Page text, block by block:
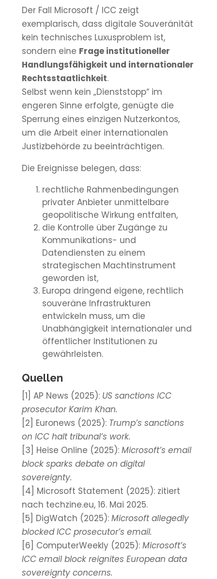
Der Fall Microsoft / ICC zeigt
exemplarisch, dass digitale Souveränität
kein technisches Luxusproblem ist,
sondern eine Frage institutioneller
Handlungsfähigkeit und internationaler
Rechtsstaatlichkeit.
Selbst wenn kein „Dienststopp“ im
engeren Sinne erfolgte, genügte die
Sperrung eines einzigen Nutzerkontos,
um die Arbeit einer internationalen
Justizbehörde zu beeinträchtigen.
Die Ereignisse belegen, dass:
rechtliche Rahmenbedingungen
privater Anbieter unmittelbare
geopolitische Wirkung entfalten,
die Kontrolle über Zugänge zu
Kommunikations- und
Datendiensten zu einem
strategischen Machtinstrument
geworden ist,
Europa dringend eigene, rechtlich
souveräne Infrastrukturen
entwickeln muss, um die
Unabhängigkeit internationaler und
öffentlicher Institutionen zu
gewährleisten.
Quellen
[1] AP News (2025): US sanctions ICC
prosecutor Karim Khan.
[2] Euronews (2025): Trump’s sanctions
on ICC halt tribunal’s work.
[3] Heise Online (2025): Microsoft’s email
block sparks debate on digital
sovereignty.
[4] Microsoft Statement (2025): zitiert
nach techzine.eu, 16. Mai 2025.
[5] DigWatch (2025): Microsoft allegedly
blocked ICC prosecutor’s email.
[6] ComputerWeekly (2025): Microsoft’s
ICC email block reignites European data
sovereignty concerns.